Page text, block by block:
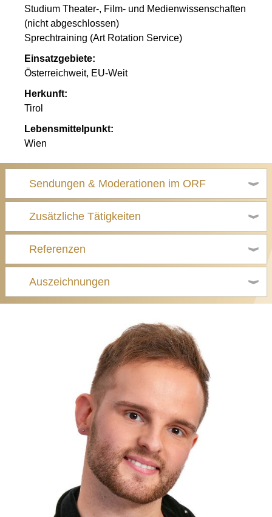
Studium Theater-, Film- und Medienwissenschaften
(nicht abgeschlossen)
Sprechtraining (Art Rotation Service)
Einsatzgebiete:
Österreichweit, EU-Weit
Herkunft:
Tirol
Lebensmittelpunkt:
Wien
Sendungen & Moderationen im ORF
Zusätzliche Tätigkeiten
Referenzen
Auszeichnungen